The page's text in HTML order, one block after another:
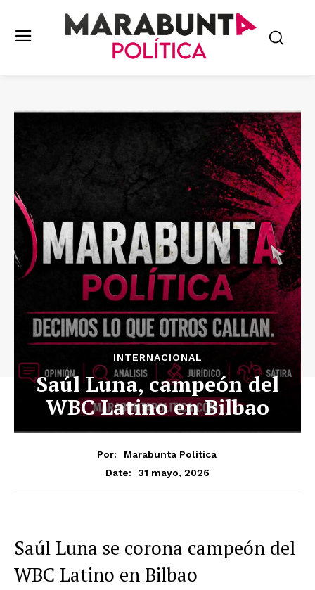
INTERNACIONAL
Saúl Luna, campeón del
WBC Latino en Bilbao
Por:
Marabunta Politica
Date:
31 mayo, 2026
Saúl Luna se corona campeón del
WBC Latino en Bilbao